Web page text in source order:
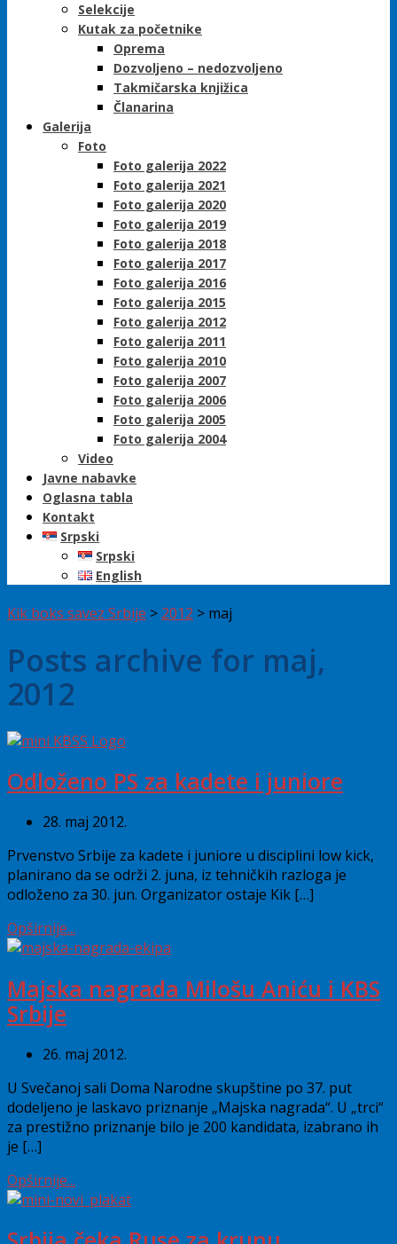
Selekcije
Kutak za početnike
Oprema
Dozvoljeno – nedozvoljeno
Takmičarska knjižica
Članarina
Galerija
Foto
Foto galerija 2022
Foto galerija 2021
Foto galerija 2020
Foto galerija 2019
Foto galerija 2018
Foto galerija 2017
Foto galerija 2016
Foto galerija 2015
Foto galerija 2012
Foto galerija 2011
Foto galerija 2010
Foto galerija 2007
Foto galerija 2006
Foto galerija 2005
Foto galerija 2004
Video
Javne nabavke
Oglasna tabla
Kontakt
Srpski
Srpski
English
Kik boks savez Srbije > 2012 > maj
Posts archive for maj,
2012
Odloženo PS za kadete i juniore
28. maj 2012.
Prvenstvo Srbije za kadete i juniore u disciplini low kick,
planirano da se održi 2. juna, iz tehničkih razloga je
odloženo za 30. jun. Organizator ostaje Kik […]
Opširnije...
Majska nagrada Milošu Aniću i KBS
Srbije
26. maj 2012.
U Svečanoj sali Doma Narodne skupštine po 37. put
dodeljeno je laskavo priznanje „Majska nagrada“. U „trci“
za prestižno priznanje bilo je 200 kandidata, izabrano ih
je […]
Opširnije...